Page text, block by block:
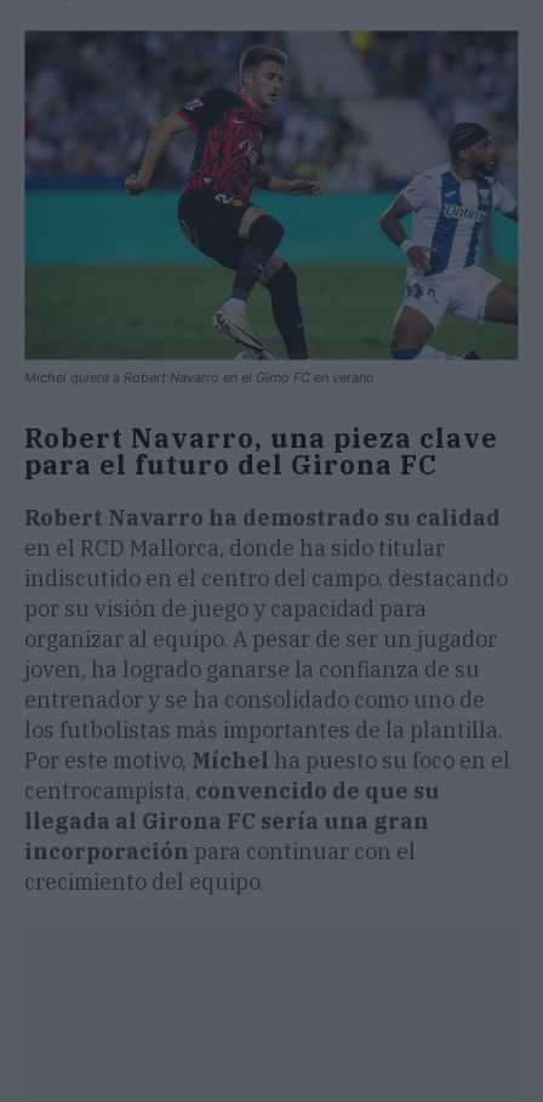
Míchel quiere a Robert Navarro en el Girno FC en verano
Robert Navarro, una pieza clave
para el futuro del Girona FC
Robert Navarro ha demostrado su calidad
en el RCD Mallorca, donde ha sido titular
indiscutido en el centro del campo, destacando
por su visión de juego y capacidad para
organizar al equipo. A pesar de ser un jugador
joven, ha logrado ganarse la confianza de su
entrenador y se ha consolidado como uno de
los futbolistas más importantes de la plantilla.
Por este motivo, Míchel ha puesto su foco en el
centrocampista, convencido de que su
llegada al Girona FC sería una gran
incorporación para continuar con el
crecimiento del equipo.